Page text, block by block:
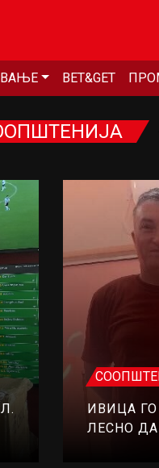
BET&GET
ИВИЦА
ЛЕСНО ДА